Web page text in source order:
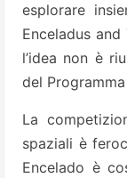
esplorare
Enceladus
l’idea non è
del Programma
La
spaziali è
Encelado è